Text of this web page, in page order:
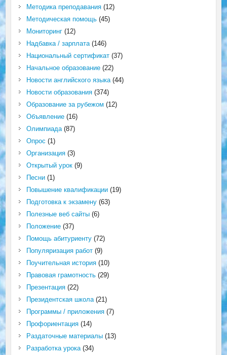
Методика преподавания(12)
Методическая помощь(45)
Мониторинг(12)
Надбавка / зарплата(146)
Национальный сертификат(37)
Начальное образование(22)
Новости английского языка(44)
Новости образования(374)
Образование за рубежом (12)
Объявление(16)
Олимпиада(87)
Опрос (1)
Организация(3)
Открытый урок(9)
Песни(1)
Повышение квалификации(19)
Подготовка к экзамену(63)
Полезные веб сайты(6)
Положение(37)
Помощь абитуриенту(72)
Популяризация работ(9)
Поучительная история(10)
Правовая грамотность(29)
Презентация(22)
Президентская школа(21)
Программы / приложения(7)
Профориентация(14)
Раздаточные материалы(13)
Разработка урока(34)